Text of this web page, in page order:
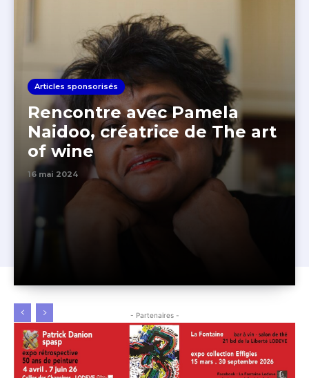
Articles sponsorisés
Rencontre avec Pamela
Naidoo, créatrice de The art
of wine
16 mai 2024
- Partenaires -